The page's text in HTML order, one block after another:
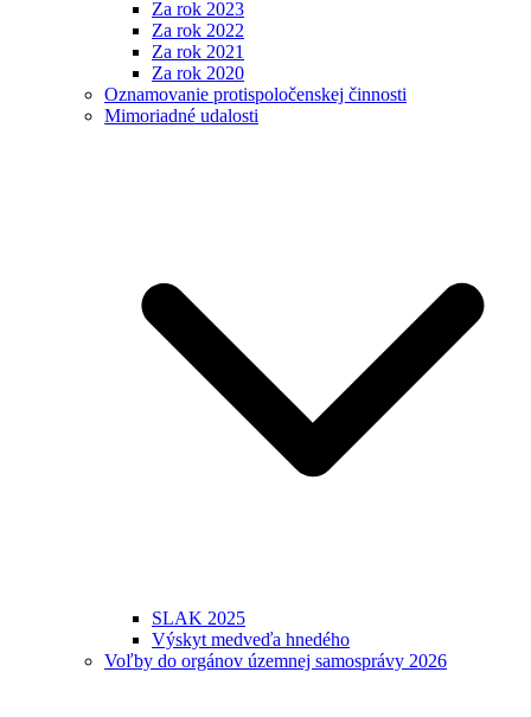
Za rok 2023
Za rok 2022
Za rok 2021
Za rok 2020
Oznamovanie protispoločenskej činnosti
Mimoriadné udalosti
SLAK 2025
Výskyt medveďa hnedého
Voľby do orgánov územnej samosprávy 2026